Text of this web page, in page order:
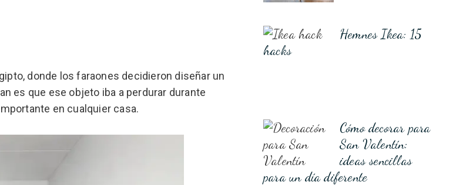
donde los faraones decidieron diseñar un
es que ese objeto iba a perdurar durante
en cualquier casa.
Hemnes Ikea: 15
hacks
Cómo decorar para
San Valentín:
ideas sencillas
para un día diferente